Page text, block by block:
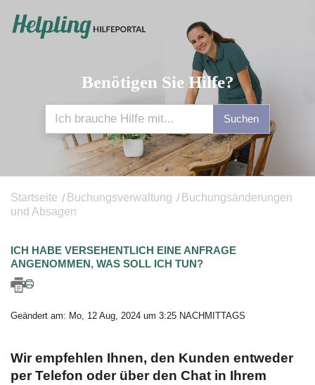
Benötigen Sie Hilfe?
Suchen
Startseite Buchungsverwaltung
Buchungsänderungen
und Absagen
ICH HABE VERSEHENTLICH EINE ANFRAGE
ANGENOMMEN, WAS SOLL ICH TUN?
Geändert am: Mo, 12 Aug, 2024 um 3:25 NACHMITTAGS
Wir empfehlen Ihnen, den Kunden entweder
per Telefon oder über den Chat in Ihrem